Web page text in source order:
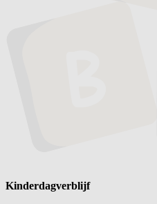
Kinderdagverblijf